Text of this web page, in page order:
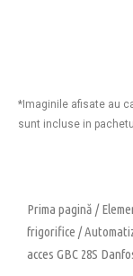
*Imaginile afisate au
sunt incluse in
Prima pagină /
frigorifice /
acces GBC 28S